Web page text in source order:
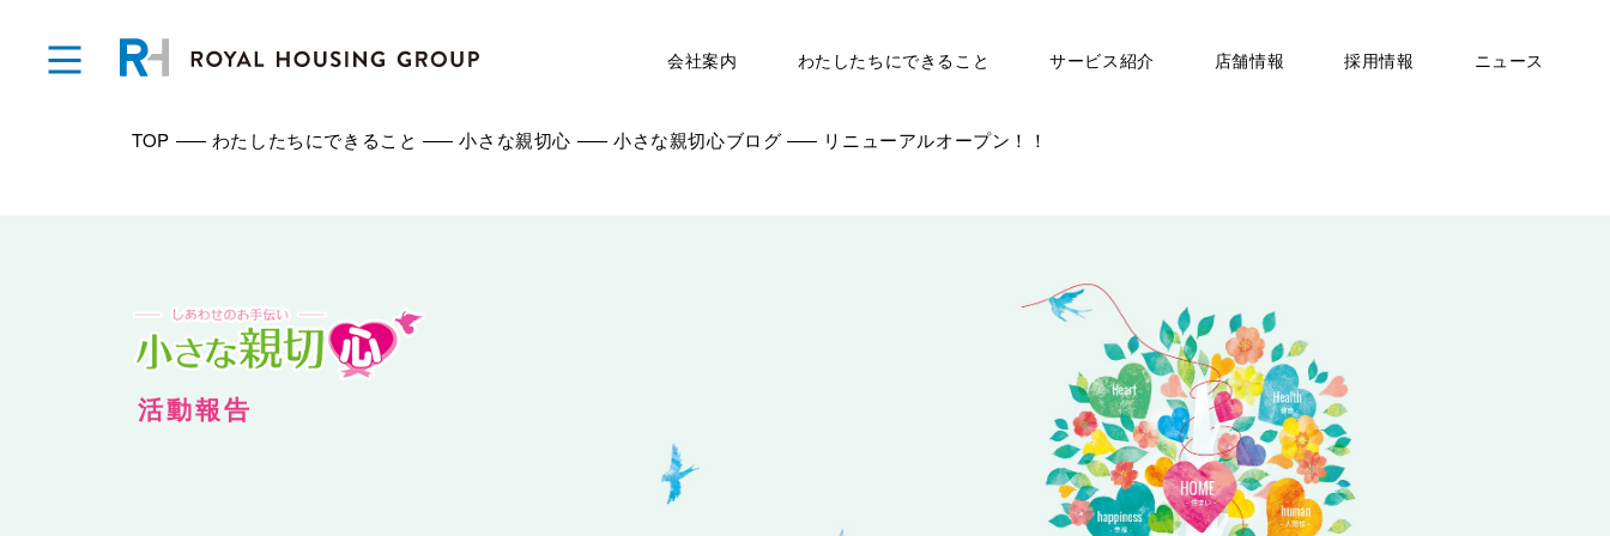
会社案内 わたしたちにできること サービス紹介 店舗情報 採用情報 ニュース
TOP わたしたちにできること 小さな親切心 小さな親切心ブログ リニューアルオープン！！
活動報告